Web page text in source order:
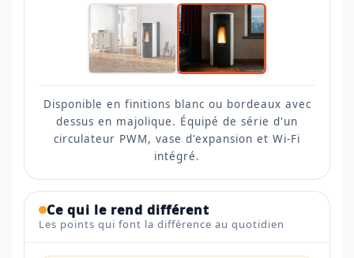
Disponible en finitions blanc ou bordeaux avec
dessus en majolique. Équipé de série d'un
circulateur PWM, vase d'expansion et Wi-Fi
intégré.
Ce qui le rend différent
Les points qui font la différence au quotidien